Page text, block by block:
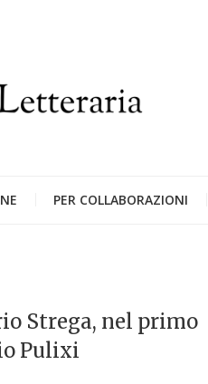
PER COLLABORAZIONI
Strega, nel primo
Pulixi